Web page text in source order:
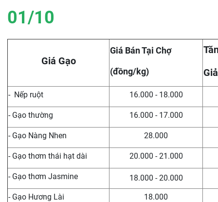
01/10
Giá Gạo
Giá Bán Tại Chợ
(đồng/kg)
- Nếp ruột 16.000 - 18.000
- Gạo thường 16.000 - 17.000
- Gạo Nàng Nhen 28.000
- Gạo thơm thái hạt dài 20.000 - 21.000
- Gạo thơm Jasmine 18.000 - 20.000
- Gạo Hương Lài 18.000